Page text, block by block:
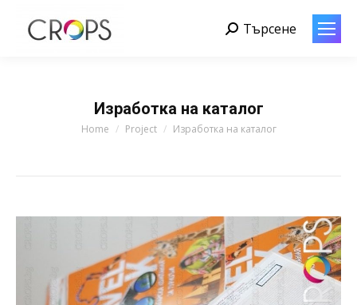
Search:
Търсене
Изработка на каталог
You are here:
Home Project Изработка на каталог